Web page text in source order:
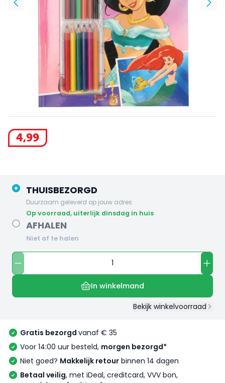
4,99
THUISBEZORGD
Duurzaam geleverd op jouw adres
op voorraad, uiterlijk dinsdag in huis
AFHALEN
Niet af te halen
In winkelmand
Bekijk winkelvoorraad
Gratis bezorgd vanaf € 35
Voor 14:00 uur besteld, morgen bezorgd*
Niet goed? Makkelijk retour binnen 14 dagen
Betaal veilig, met iDeal, creditcard, VVV bon,